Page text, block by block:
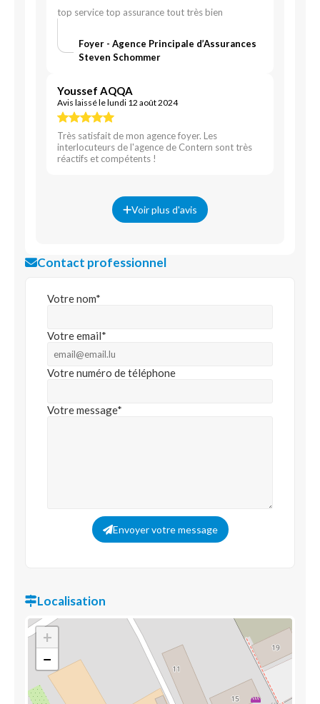
top service top assurance tout très bien
Foyer - Agence Principale d’Assurances
Steven Schommer
Youssef AQQA
Avis laissé le lundi 12 août 2024
Très satisfait de mon agence foyer. Les
interlocuteurs de l'agence de Contern sont très
réactifs et compétents !
Voir plus d'avis
Contact professionnel
Votre nom*
Votre email*
Votre numéro de téléphone
Votre message*
Envoyer votre message
Localisation
+
−